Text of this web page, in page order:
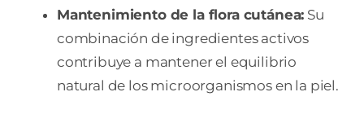
Mantenimiento de la flora cutánea: Su
combinación de ingredientes activos
contribuye a mantener el equilibrio
natural de los microorganismos en la piel.